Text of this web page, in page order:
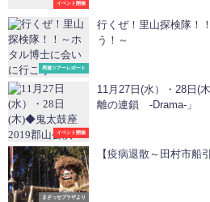
イベント開催
周遊ツアーレポート
行くぜ！里山探検隊！
う！～
イベント開催
11月27日(水）・28日(
離の連鎖 -Drama-」
まざっせプラザより
【疫病退散～田村市船